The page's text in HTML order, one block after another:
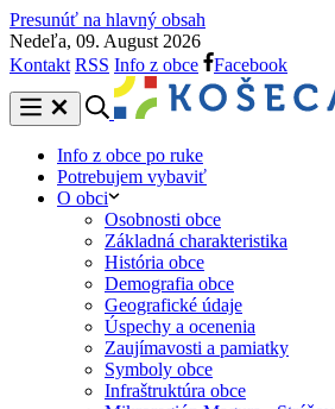
Presunúť na hlavný obsah
Nedeľa, 09. August 2026
Kontakt RSS Info z obce Facebook
Info z obce po ruke
Potrebujem vybaviť
O obci
Osobnosti obce
Základná charakteristika
História obce
Demografia obce
Geografické údaje
Úspechy a ocenenia
Zaujímavosti a pamiatky
Symboly obce
Infraštruktúra obce